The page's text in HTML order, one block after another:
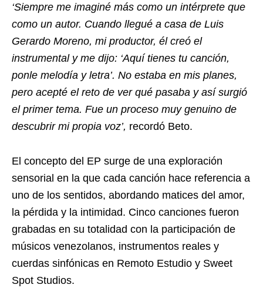
‘Siempre me imaginé más como un intérprete que
como un autor. Cuando llegué a casa de Luis
Gerardo Moreno, mi productor, él creó el
instrumental y me dijo: ‘Aquí tienes tu canción,
ponle melodía y letra’. No estaba en mis planes,
pero acepté el reto de ver qué pasaba y así surgió
el primer tema. Fue un proceso muy genuino de
descubrir mi propia voz’, recordó Beto.
El concepto del EP surge de una exploración
sensorial en la que cada canción hace referencia a
uno de los sentidos, abordando matices del amor,
la pérdida y la intimidad. Cinco canciones fueron
grabadas en su totalidad con la participación de
músicos venezolanos, instrumentos reales y
cuerdas sinfónicas en Remoto Estudio y Sweet
Spot Studios.